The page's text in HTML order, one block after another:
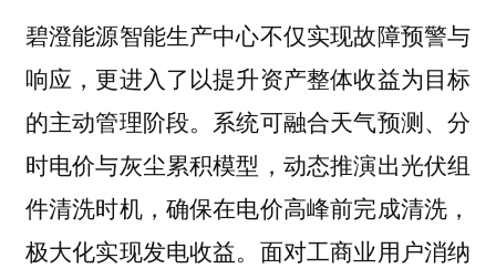
碧澄能源智能生产中心不仅实现故障预警与
响应，更进入了以提升资产整体收益为目标
的主动管理阶段。系统可融合天气预测、分
时电价与灰尘累积模型，动态推演出光伏组
件清洗时机，确保在电价高峰前完成清洗，
极大化实现发电收益。面对工商业用户消纳